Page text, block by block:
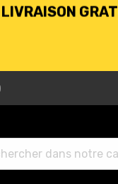
LIVRAISON